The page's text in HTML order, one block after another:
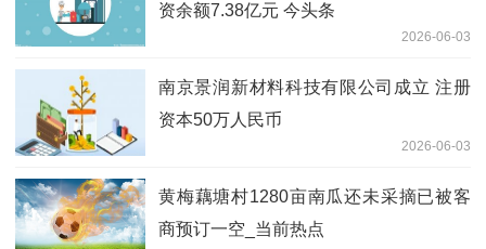
资余额7.38亿元 今头条
2026-06-03
南京景润新材料科技有限公司成立 注册
资本50万人民币
2026-06-03
黄梅藕塘村1280亩南瓜还未采摘已被客
商预订一空_当前热点